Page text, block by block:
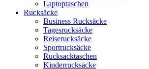
Laptoptaschen
Rucksäcke
Business Rucksäcke
Tagesrucksäcke
Reiserucksäcke
Sportrucksäcke
Rucksacktaschen
Kinderrucksäcke